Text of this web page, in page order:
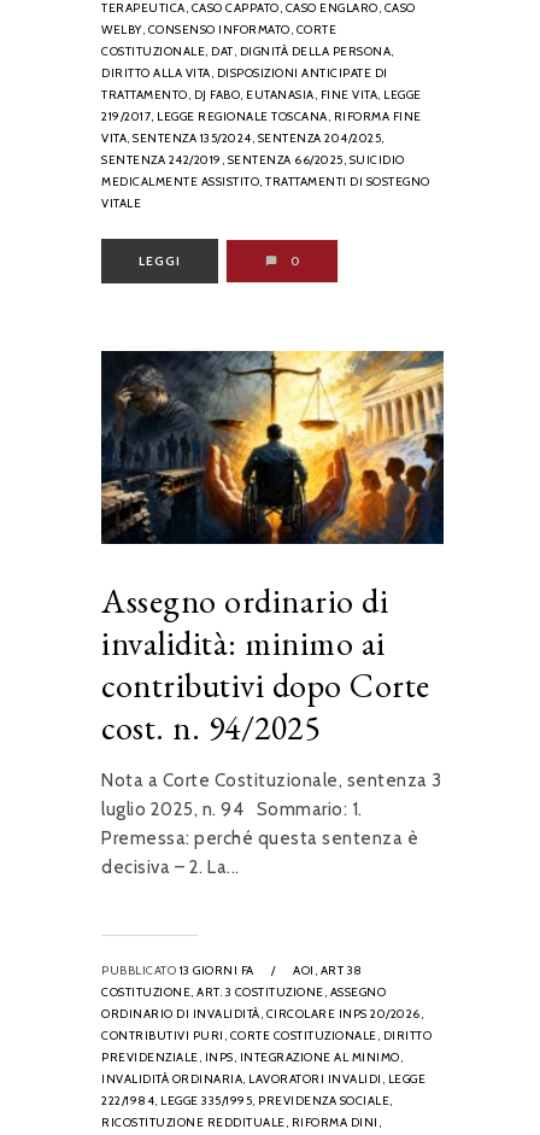
TERAPEUTICA, CASO CAPPATO, CASO ENGLARO, CASO
WELBY, CONSENSO INFORMATO, CORTE
COSTITUZIONALE, DAT, DIGNITÀ DELLA PERSONA,
DIRITTO ALLA VITA, DISPOSIZIONI ANTICIPATE DI
TRATTAMENTO, DJ FABO, EUTANASIA, FINE VITA, LEGGE
219/2017, LEGGE REGIONALE TOSCANA, RIFORMA FINE
VITA, SENTENZA 135/2024, SENTENZA 204/2025,
SENTENZA 242/2019, SENTENZA 66/2025, SUICIDIO
MEDICALMENTE ASSISTITO, TRATTAMENTI DI SOSTEGNO
VITALE
LEGGI 0
Assegno ordinario di
invalidità: minimo ai
contributivi dopo Corte
cost. n. 94/2025
Nota a Corte Costituzionale, sentenza 3
luglio 2025, n. 94 Sommario: 1.
Premessa: perché questa sentenza è
decisiva – 2. La...
PUBBLICATO 13 GIORNI FA / AOI, ART 38
COSTITUZIONE, ART. 3 COSTITUZIONE, ASSEGNO
ORDINARIO DI INVALIDITÀ, CIRCOLARE INPS 20/2026,
CONTRIBUTIVI PURI, CORTE COSTITUZIONALE, DIRITTO
PREVIDENZIALE, INPS, INTEGRAZIONE AL MINIMO,
INVALIDITÀ ORDINARIA, LAVORATORI INVALIDI, LEGGE
222/1984, LEGGE 335/1995, PREVIDENZA SOCIALE,
RICOSTITUZIONE REDDITUALE, RIFORMA DINI,